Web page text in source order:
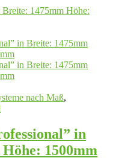
nach Maß,
in
1500mm